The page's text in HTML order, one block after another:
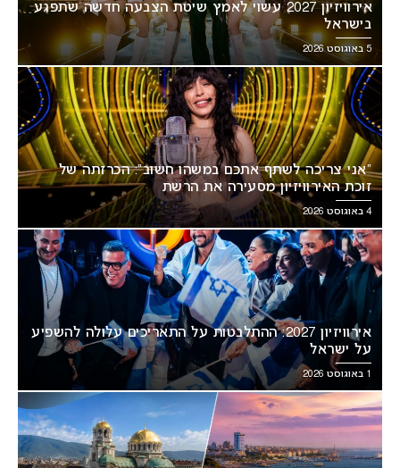
אירוויזיון 2027 עשוי לאמץ שיטת הצבעה חדשה שתפגע
בישראל
5 באוגוסט 2026
“אני צריכה לשתף אתכם במשהו חשוב”: הכרזתה של
זוכת האירוויזיון מסעירה את הרשת
4 באוגוסט 2026
אירוויזיון 2027: ההתלבטות על התאריכים עלולה להשפיע
על ישראל